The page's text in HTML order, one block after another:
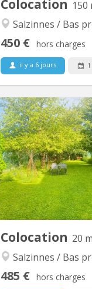
Colocation 150
Salzinnes / Bas
450 € hors charges
il y a 6 jours
Colocation 20
Salzinnes / Bas
485 € hors charges
Cette maison à
rénovée en juillet
ou jeunes
calme, donne sur
agrémenté de 3
non loin de l'hôpital
différentes écoles
centre de